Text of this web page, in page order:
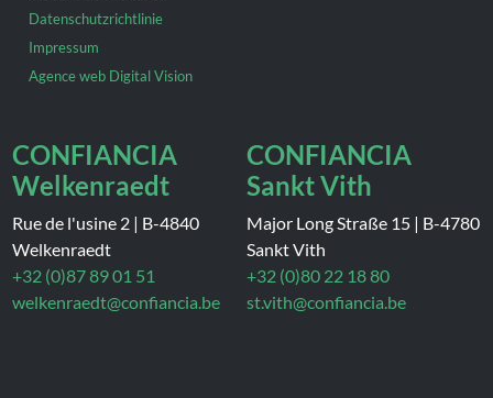
Datenschutzrichtlinie
Impressum
Agence web Digital Vision
CONFIANCIA
Welkenraedt
Rue de l'usine 2 | B-4840
Welkenraedt
+32 (0)87 89 01 51
welkenraedt@confiancia.be
CONFIANCIA
Sankt Vith
Major Long Straße 15 | B-4780
Sankt Vith
+32 (0)80 22 18 80
st.vith@confiancia.be